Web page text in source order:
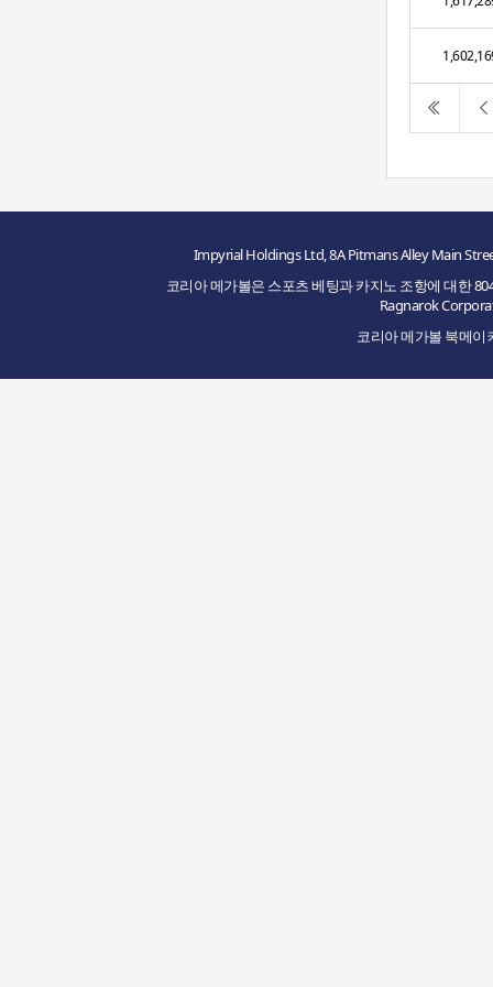
Impyrial Holdings Ltd, 8A Pitmans Alley Main
코리아 메가볼은 스포츠 베팅과 카지노 조항에 대한
Ragnarok
코리아 메가볼 북메이